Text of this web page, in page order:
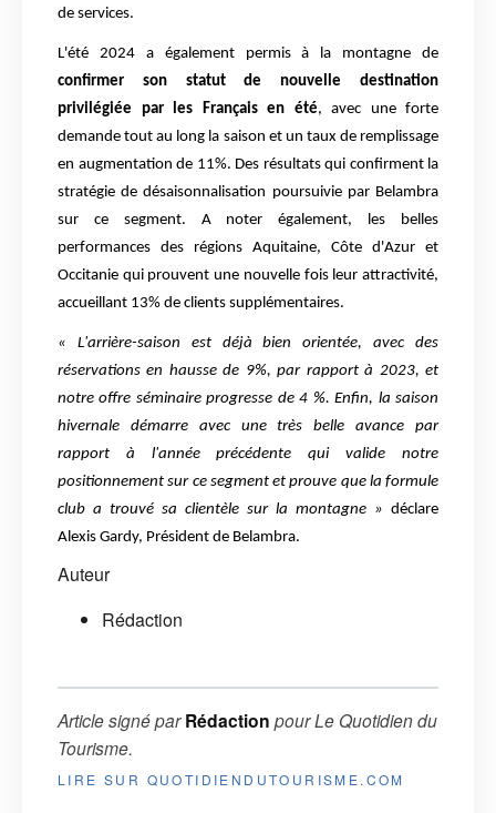
de services.
L'été 2024 a également permis à la montagne de
confirmer son statut de nouvelle destination
privilégiée par les Français en été, avec une forte
demande tout au long la saison et un taux de remplissage
en augmentation de 11%. Des résultats qui confirment la
stratégie de désaisonnalisation poursuivie par Belambra
sur ce segment. A noter également, les belles
performances des régions Aquitaine, Côte d'Azur et
Occitanie qui prouvent une nouvelle fois leur attractivité,
accueillant 13% de clients supplémentaires.
« L'arrière-saison est déjà bien orientée, avec des
réservations en hausse de 9%, par rapport à 2023, et
notre offre séminaire progresse de 4 %. Enfin, la saison
hivernale démarre avec une très belle avance par
rapport à l'année précédente qui valide notre
positionnement sur ce segment et prouve que la formule
club a trouvé sa clientèle sur la montagne » déclare
Alexis Gardy, Président de Belambra.
Auteur
Rédaction
Article signé parRédaction pourLe Quotidien du
Tourisme.
LIRE SUR QUOTIDIENDUTOURISME.COM